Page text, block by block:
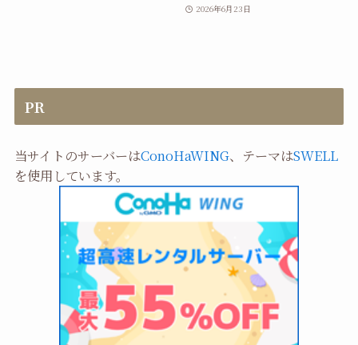
2026年6月23日
PR
当サイトのサーバーはConoHaWING、テーマはSWELL
を使用しています。